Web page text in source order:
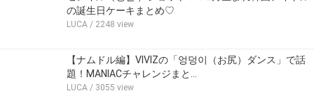
の誕生日ケーキまとめ♡
LUCA / 2248 view
【ナムドル編】VIVIZの「엉덩이（お尻）ダンス」で話
題！MANIACチャレンジまと…
LUCA / 3055 view